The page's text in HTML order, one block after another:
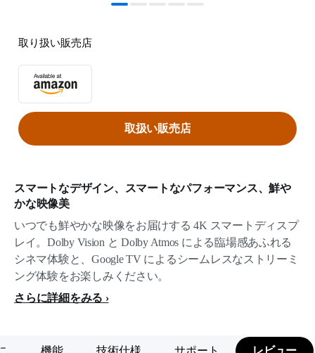
スマートなデザイン、スマートなパフォーマンス、鮮や
かな映像美
いつでも鮮やかな映像をお届けする 4K スマートディスプ
レイ。Dolby Vision と Dolby Atmos による臨場感あふれる
シネマ体験と、Google TV によるシームレスなストリーミ
ング体験をお楽しみください。
さらに詳細をみる
取り扱い販売店
取扱い販売店
機能 技術仕様 サポート レビュー